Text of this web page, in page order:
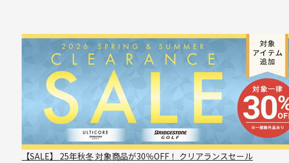
【SALE】 25年秋冬 対象商品が30％OFF！ クリアランスセール